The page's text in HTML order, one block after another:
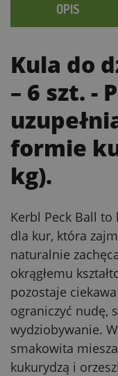
OPIS
Kula do
– 6 szt. -
formie
kg).
Kerbl Peck Ball
dla kur, która
naturalnie
okrągłemu
pozostaje
ograniczyć nudę,
wydziobywanie.
smakowita
kukurydzą i